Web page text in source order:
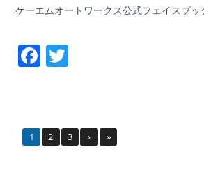
ケーエムオートワークス公式フェイスブッ
Facebook
1 2 3 › »